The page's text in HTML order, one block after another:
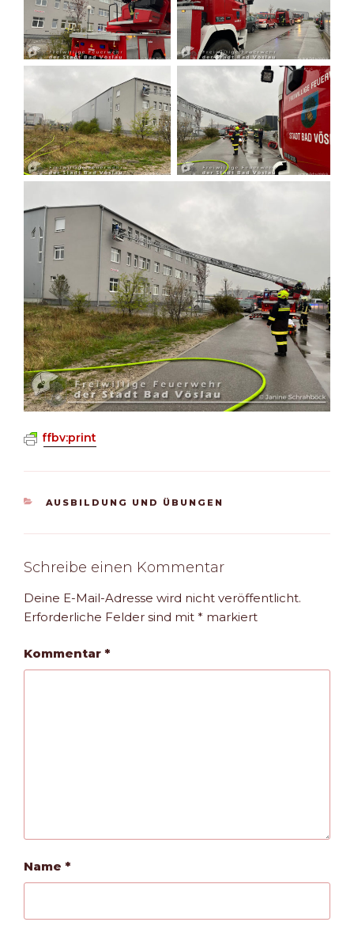
ffbv:print
KATEGORIEN
AUSBILDUNG UND ÜBUNGEN
Schreibe einen Kommentar
Deine E-Mail-Adresse wird nicht veröffentlicht.
Erforderliche Felder sind mit * markiert
Kommentar *
Name *